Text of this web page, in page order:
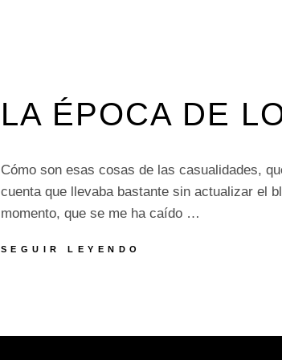
LA ÉPOCA DE
Cómo son esas cosas de las casualidades,
cuenta que llevaba bastante sin actualizar el
momento, que se me ha caído …
SEGUIR LEYENDO